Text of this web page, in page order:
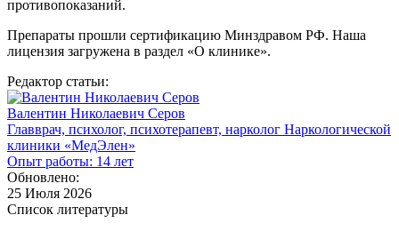
противопоказаний.
Препараты прошли сертификацию Минздравом РФ. Наша
лицензия загружена в раздел «О клинике».
Редактор статьи:
Валентин Николаевич Серов
Главврач, психолог, психотерапевт, нарколог Наркологической
клиники «МедЭлен»
Опыт работы: 14 лет
Обновлено:
25 Июля 2026
Список литературы